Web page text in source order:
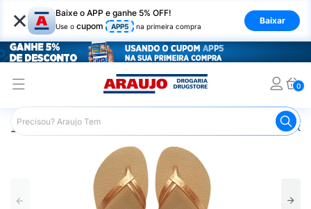
× Baixe o APP e ganhe 5% OFF!
Use o cupom APP5 na primeira compra
Baixar
0
Araujo Mercado Calçados e